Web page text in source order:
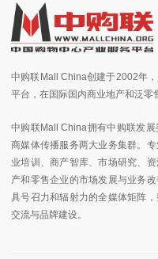
中购联Mall China创建于2002年
平台，在国际国内商业地产和泛零
中购联Mall China拥有中购联发
商媒体传播服务两大业务集群。
业培训、商产智库、市场研究、
产和零售企业的市场发展与业务
具号召力和辐射力的全媒体矩阵
交流与品牌建设。